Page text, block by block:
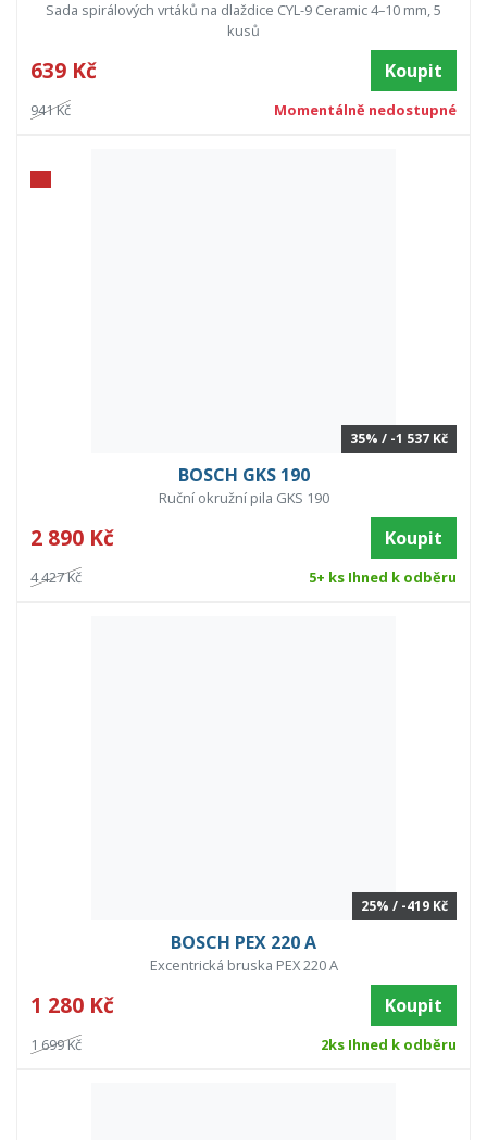
Sada spirálových vrtáků na dlaždice CYL-9 Ceramic 4–10 mm, 5
kusů
639 Kč Koupit
941 Kč Momentálně nedostupné
35% / -1 537 Kč
BOSCH GKS 190
Ruční okružní pila GKS 190
2 890 Kč Koupit
4 427 Kč 5+ ks Ihned k odběru
25% / -419 Kč
BOSCH PEX 220 A
Excentrická bruska PEX 220 A
1 280 Kč Koupit
1 699 Kč 2ks Ihned k odběru